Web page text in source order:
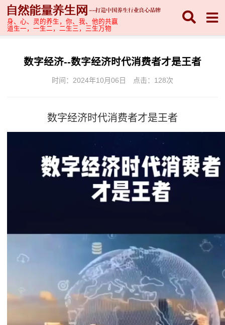
身、心、灵的养生，你、我、他的共赢
道生一，一生二，二生三，三生万物
数字经济--数字经济时代消费者才是王者
时间：2024年10月06日 点击： 128次
数字经济时代消费者才是王者